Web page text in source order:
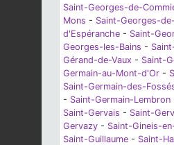
Saint-Georges-de-
Mons - Saint-Georges-
d'Espéranche - Saint-
Georges-les-Bains -
Gérand-de-Vaux - Saint-
Germain-au-Mont-d'Or -
Saint-Germain-des-
- Saint-Germain-Lembron
Saint-Gervais - Saint-
Gervazy - Saint-Gineis-
Saint-Guillaume - Saint-